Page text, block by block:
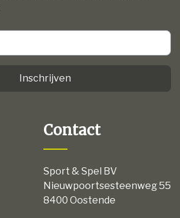
Inschrijven
Contact
Sport & Spel BV
Nieuwpoortsesteenweg 55
8400 Oostende